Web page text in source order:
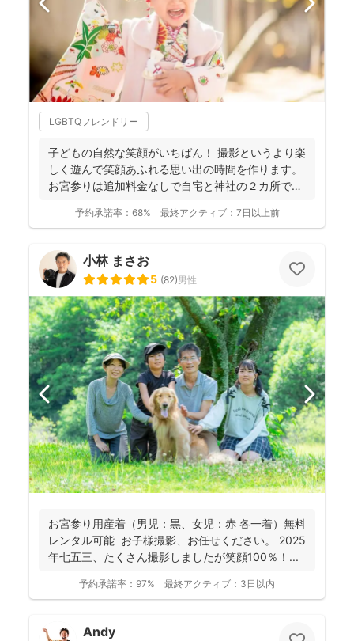
LGBTQフレンドリー
子どもの自然な笑顔がいちばん！ 撮影というより楽
しく遊んで笑顔あふれる思い出の時間を作ります。
お宮参りは追加料金なしで自宅と神社の２カ所で撮
予約承諾率： 68% 最終アクティブ： 7日以上前
小林 まさお
5 (82)男性
お宮参り用産着（男児：黒、女児：赤 各一着）無料
レンタル可能 お子様撮影、お任せください。 2025
年七五三、たくさん撮影しましたが笑顔100％！...
予約承諾率： 97% 最終アクティブ： 3日以内
Andy